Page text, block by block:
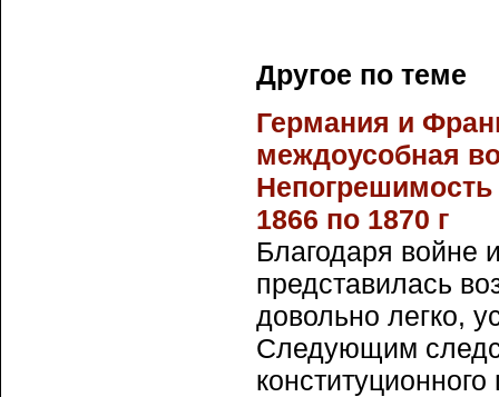
Другое по теме
Германия и
междоусобная
1866 по 1870 г
Благодаря войне
представилась
довольно легко,
Следующим
конституционного